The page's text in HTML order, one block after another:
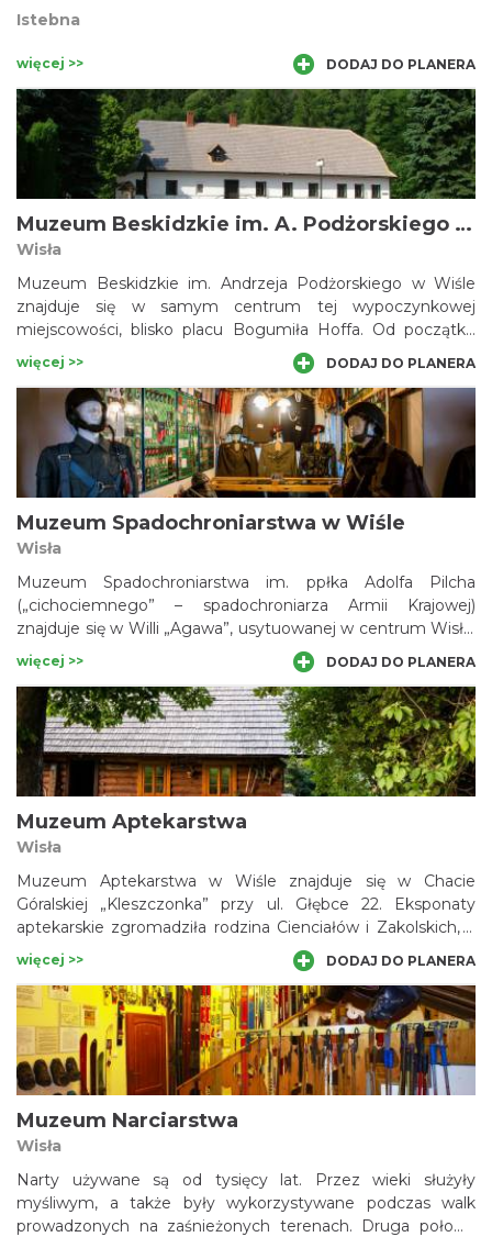
Istebna
więcej >> DODAJ DO PLANERA
Muzeum Beskidzkie im. A. Podżorskiego w Wiśle
Wisła
Muzeum Beskidzkie im. Andrzeja Podżorskiego w Wiśle
znajduje się w samym centrum tej wypoczynkowej
miejscowości, blisko placu Bogumiła Hoffa. Od początku
istnienia mieści się w jednym z najładniejszych obiektów
zabytkowych Wisły, czyli XVIII-wiecznej, murowanej
karczmie. Głównym celem działalności muzeum jest
gromadzenie i prezentowanie dorobku kulturalnego górali
Beskidu Śląskiego. Obok Muzeum ulokowano Enklawę
Budownictwa Drewnianego.
więcej >> DODAJ DO PLANERA
Muzeum Spadochroniarstwa w Wiśle
Wisła
Muzeum Spadochroniarstwa im. ppłka Adolfa Pilcha
(„cichociemnego” – spadochroniarza Armii Krajowej)
znajduje się w Willi „Agawa”, usytuowanej w centrum Wisły.
Eksponaty zgromadził Piotr Wybraniec, a po raz pierwszy
zostały zaprezentowane w 2003 roku. Muzeum chwali się
największą w kraju kolekcją pamiątek związanych z historią
polskiego spadochroniarstwa - od czasów Drugiej
Rzeczypospolitej po współczesność.
więcej >> DODAJ DO PLANERA
Muzeum Aptekarstwa
Wisła
Muzeum Aptekarstwa w Wiśle znajduje się w Chacie
Góralskiej „Kleszczonka” przy ul. Głębce 22. Eksponaty
aptekarskie zgromadziła rodzina Cienciałów i Zakolskich, a
są wśród nich pamiątki po pierwszym wiślańskim
farmaceucie, Pawle Cienciale. Poza typowym
wyposażeniem dawnej apteki, możemy zobaczyć także
kilka niezwykłości. Warto tu przyjechać chociażby dla 140-
letniej sauny komorowo-ziołowej czy 200-letniego,
drewnianego stetoskopu.
więcej >> DODAJ DO PLANERA
Muzeum Narciarstwa
Wisła
Narty używane są od tysięcy lat. Przez wieki służyły
myśliwym, a także były wykorzystywane podczas walk
prowadzonych na zaśnieżonych terenach. Druga połowa